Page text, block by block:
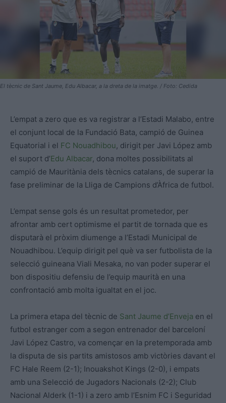
El tècnic de Sant Jaume, Edu Albacar, a la dreta de la imatge. / Foto: Cedida
L’empat a zero que es va registrar a l’Estadi Malabo, entre
el conjunt local de la Fundació Bata, campió de Guinea
Equatorial i el FC Nouadhibou, dirigit per Javi López amb
el suport d’Edu Albacar, dona moltes possibilitats al
campió de Mauritània dels tècnics catalans, de superar la
fase preliminar de la Lliga de Campions d’Àfrica de futbol.
L’empat sense gols és un resultat prometedor, per
afrontar amb cert optimisme el partit de tornada que es
disputarà el pròxim diumenge a l’Estadi Municipal de
Nouadhibou. L’equip dirigit pel què va ser futbolista de la
selecció guineana Viali Mesaka, no van poder superar el
bon dispositiu defensiu de l’equip maurità en una
confrontació amb molta igualtat en el joc.
La primera etapa del tècnic de Sant Jaume d’Enveja en el
futbol estranger com a segon entrenador del barceloní
Javi López Castro, va començar en la pretemporada amb
la disputa de sis partits amistosos amb victòries davant el
FC Hale Reem (2-1); Inouakshot Kings (2-0), i empats
amb una Selecció de Jugadors Nacionals (2-2); Club
Nacional Alderk (1-1) i a zero amb l’Esnim FC i Seguridad